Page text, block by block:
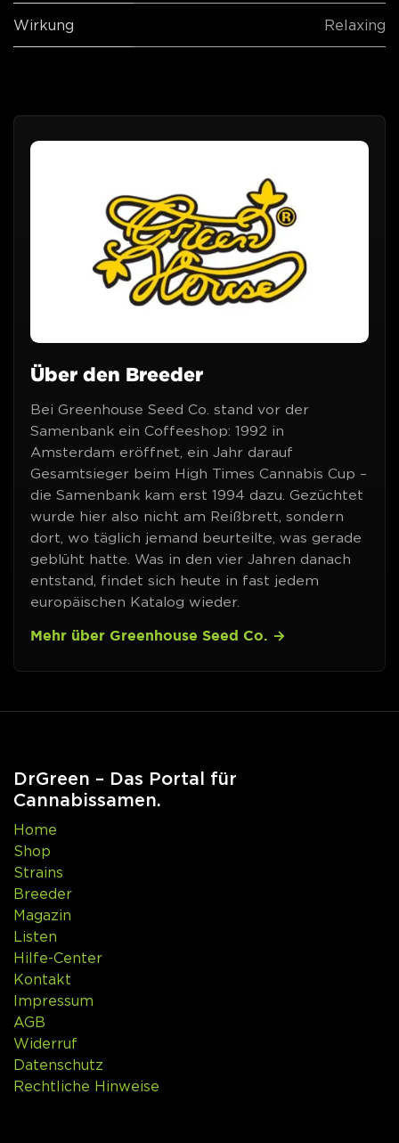
Wirkung Relaxing
Über den Breeder
Bei Greenhouse Seed Co. stand vor der
Samenbank ein Coffeeshop: 1992 in
Amsterdam eröffnet, ein Jahr darauf
Gesamtsieger beim High Times Cannabis Cup –
die Samenbank kam erst 1994 dazu. Gezüchtet
wurde hier also nicht am Reißbrett, sondern
dort, wo täglich jemand beurteilte, was gerade
geblüht hatte. Was in den vier Jahren danach
entstand, findet sich heute in fast jedem
europäischen Katalog wieder.
Mehr über Greenhouse Seed Co.
DrGreen – Das Portal für
Cannabissamen.
Home
Shop
Strains
Breeder
Magazin
Listen
Hilfe-Center
Kontakt
Impressum
AGB
Widerruf
Datenschutz
Rechtliche Hinweise